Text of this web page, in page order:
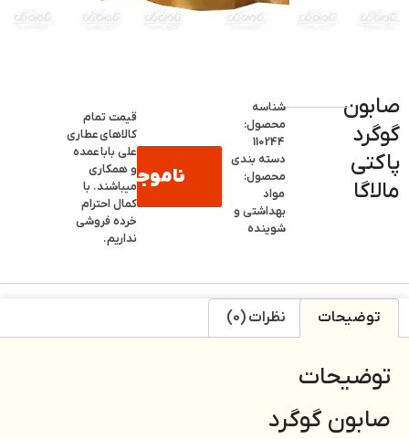
صابون
گوگرد
پاکتی
مالاگا
شناسه
محصول:
دسته بندی
محصول:
مواد
بهداشتی و
شوینده
ناموجود
قیمت تمام
کالاهایعطاری
علی باباعمده
و همکاری
میباشند. با
کمال احترام
خرده فروشی
نداریم.
توضیحات نظرات (0)
توضیحات
صابون گوگرد